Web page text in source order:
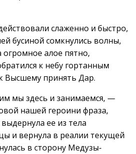
слаженно и быстро,
бусиной сомкнулись волны,
огромное алое пятно,
к небу гортанным
Высшему принять Дар.
мы здесь и занимаемся, —
нашей героини фраза,
ее из тела
и вернула в реалии текущей
в сторону Медузы-